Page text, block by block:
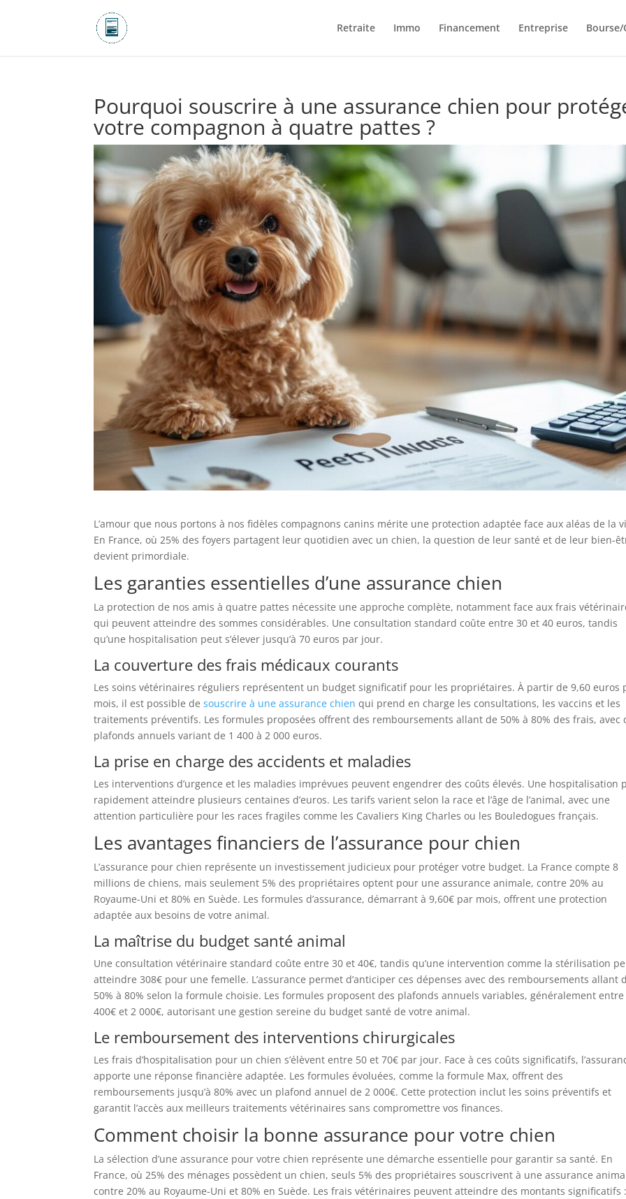
Retraite Immo Financement Entreprise
Pourquoi souscrire à une assurance chien pour
votre compagnon à quatre pattes ?
L’amour que nous portons à nos fidèles compagnons canins mérite une protection adaptée face aux aléas de la
En France, où 25% des foyers partagent leur quotidien avec un chien, la question de leur santé et de leur bien-
devient primordiale.
Les garanties essentielles d’une assurance chien
La protection de nos amis à quatre pattes nécessite une approche complète, notamment face aux frais
qui peuvent atteindre des sommes considérables. Une consultation standard coûte entre 30 et 40 euros, tandis
qu’une hospitalisation peut s’élever jusqu’à 70 euros par jour.
La couverture des frais médicaux courants
Les soins vétérinaires réguliers représentent un budget significatif pour les propriétaires. À partir de 9,60 euros
mois, il est possible desouscrire à une assurance chien qui prend en charge les consultations, les vaccins et les
traitements préventifs. Les formules proposées offrent des remboursements allant de 50% à 80% des frais, avec
plafonds annuels variant de 1 400 à 2 000 euros.
La prise en charge des accidents et maladies
Les interventions d’urgence et les maladies imprévues peuvent engendrer des coûts élevés. Une hospitalisation
rapidement atteindre plusieurs centaines d’euros. Les tarifs varient selon la race et l’âge de l’animal, avec une
attention particulière pour les races fragiles comme les Cavaliers King Charles ou les Bouledogues français.
Les avantages financiers de l’assurance pour chien
L’assurance pour chien représente un investissement judicieux pour protéger votre budget. La France compte 8
millions de chiens, mais seulement 5% des propriétaires optent pour une assurance animale, contre 20% au
Royaume-Uni et 80% en Suède. Les formules d’assurance, démarrant à 9,60€ par mois, offrent une protection
adaptée aux besoins de votre animal.
La maîtrise du budget santé animal
Une consultation vétérinaire standard coûte entre 30 et 40€, tandis qu’une intervention comme la stérilisation
atteindre 308€ pour une femelle. L’assurance permet d’anticiper ces dépenses avec des remboursements allant
50% à 80% selon la formule choisie. Les formules proposent des plafonds annuels variables, généralement entre
400€ et 2 000€, autorisant une gestion sereine du budget santé de votre animal.
Le remboursement des interventions chirurgicales
Les frais d’hospitalisation pour un chien s’élèvent entre 50 et 70€ par jour. Face à ces coûts significatifs,
apporte une réponse financière adaptée. Les formules évoluées, comme la formule Max, offrent des
remboursements jusqu’à 80% avec un plafond annuel de 2 000€. Cette protection inclut les soins préventifs et
garantit l’accès aux meilleurs traitements vétérinaires sans compromettre vos finances.
Comment choisir la bonne assurance pour votre chien
La sélection d’une assurance pour votre chien représente une démarche essentielle pour garantir sa santé. En
France, où 25% des ménages possèdent un chien, seuls 5% des propriétaires souscrivent à une assurance
contre 20% au Royaume-Uni et 80% en Suède. Les frais vétérinaires peuvent atteindre des montants significatifs :